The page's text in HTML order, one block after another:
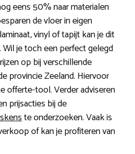
eens 50% naar materialen
de vloer in eigen
vinyl of tapijt kan je dit
je toch een perfect gelegd
op bij verschillende
provincie Zeeland. Hiervoor
offerte-tool. Verder adviseren
prijsacties bij de
te onderzoeken. Vaak is
of kan je profiteren van